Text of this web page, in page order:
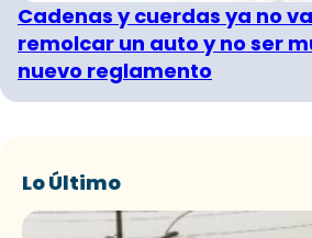
Cadenas y cuerdas ya no
remolcar un auto y no ser
nuevo reglamento
Lo Último